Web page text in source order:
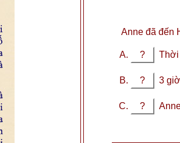
Anne đã đến
? Thời
? 3
?